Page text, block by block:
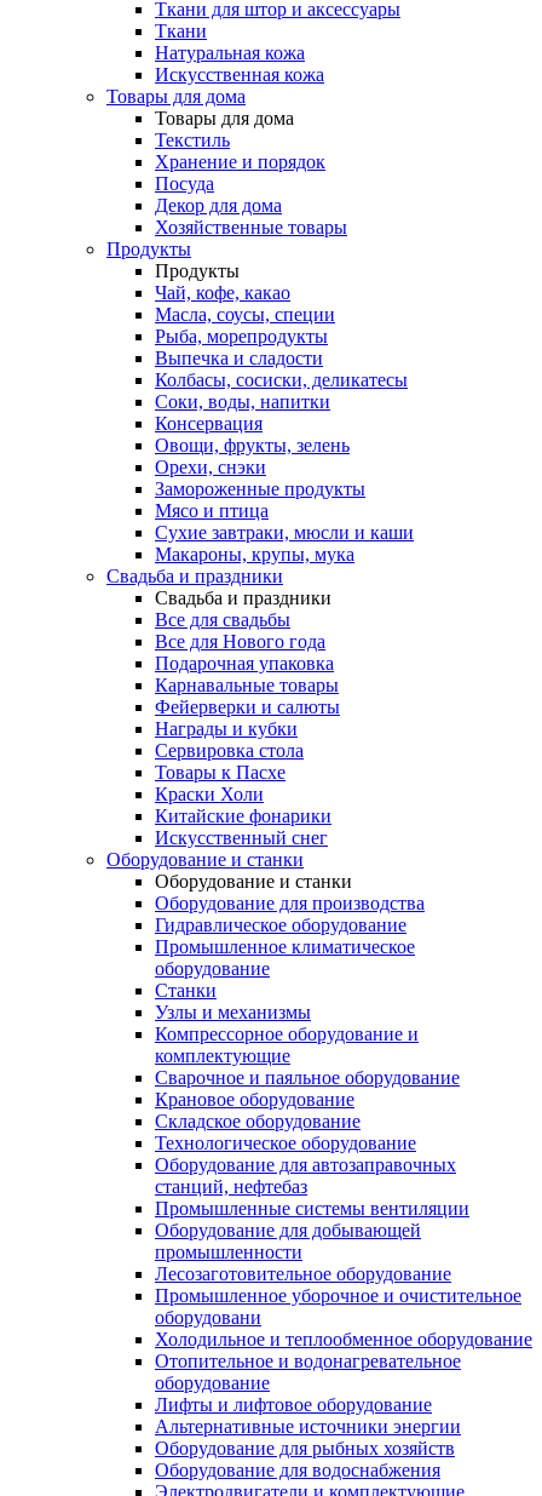
Ткани для штор и аксессуары
Ткани
Натуральная кожа
Искусственная кожа
Товары для дома
Товары для дома
Текстиль
Хранение и порядок
Посуда
Декор для дома
Хозяйственные товары
Продукты
Продукты
Чай, кофе, какао
Масла, соусы, специи
Рыба, морепродукты
Выпечка и сладости
Колбасы, сосиски, деликатесы
Соки, воды, напитки
Консервация
Овощи, фрукты, зелень
Орехи, снэки
Замороженные продукты
Мясо и птица
Сухие завтраки, мюсли и каши
Макароны, крупы, мука
Свадьба и праздники
Свадьба и праздники
Все для свадьбы
Все для Нового года
Подарочная упаковка
Карнавальные товары
Фейерверки и салюты
Награды и кубки
Cервировка стола
Товары к Пасхе
Краски Холи
Китайские фонарики
Искусственный снег
Оборудование и станки
Оборудование и станки
Оборудование для производства
Гидравлическое оборудование
Промышленное климатическое
оборудование
Станки
Узлы и механизмы
Компрессорное оборудование и
комплектующие
Сварочное и паяльное оборудование
Крановое оборудование
Складское оборудование
Технологическое оборудование
Оборудование для автозаправочных
станций, нефтебаз
Промышленные системы вентиляции
Оборудование для добывающей
промышленности
Лесозаготовительное оборудование
Промышленное уборочное и очистительное
оборудовани
Холодильное и теплообменное оборудование
Отопительное и водонагревательное
оборудование
Лифты и лифтовое оборудование
Альтернативные источники энергии
Оборудование для рыбных хозяйств
Оборудование для водоснабжения
Электродвигатели и комплектующие